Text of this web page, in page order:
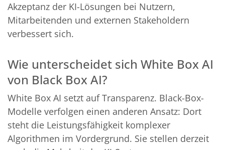
Akzeptanz der KI-Lösungen bei Nutzern,
Mitarbeitenden und externen Stakeholdern
verbessert sich.
Wie unterscheidet sich White Box AI
von Black Box AI?
White Box AI setzt auf Transparenz. Black-Box-
Modelle verfolgen einen anderen Ansatz: Dort
steht die Leistungsfähigkeit komplexer
Algorithmen im Vordergrund. Sie stellen derzeit